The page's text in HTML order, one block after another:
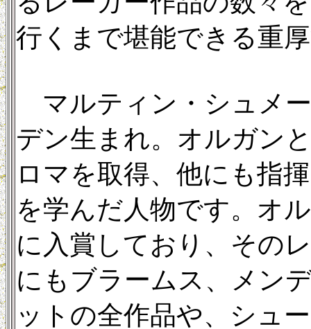
行くまで堪能できる重
マルティン・シュメ
デン生まれ。オルガン
ロマを取得、他にも指
を学んだ人物です。オ
に入賞しており、その
にもブラームス、メン
ットの全作品や、シュ